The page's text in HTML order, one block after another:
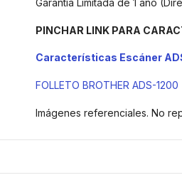
PINCHAR LINK PARA
Características Escáner
FOLLETO BROTHER ADS-1200
Imágenes referenciales. No